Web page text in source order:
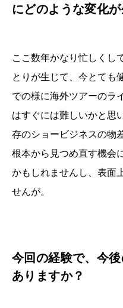
にどのような変化
ここ数年かなり忙しくし
とりが生じて、今とても
での様に海外ツアーのラ
はすぐには難しいかと思
存のショービジネスの物
根本から見つめ直す機会
かもしれませんし、表面
せんが。
今回の経験で、今
ありますか？